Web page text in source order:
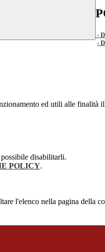
-
-
ed utili alle finalità
disabilitarli.
POLICY.
l'elenco nella pagina della